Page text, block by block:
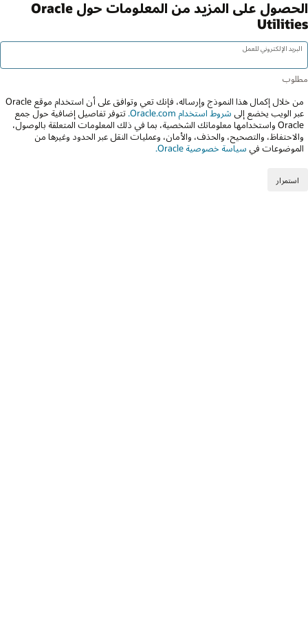
الحصول على المزيد من المعلومات حول Oracle
Utilities
البريد الإلكتروني للعمل
من خلال إكمال هذا النموذج وإرساله، فإنك تعي وتوافق على أن استخدام موقع Oracle
عبر الويب يخضع إلى شروط استخدام Oracle.com.
تتوفر تفاصيل إضافية حول جمع
Oracle واستخدامها معلوماتك الشخصية، بما في ذلك المعلومات المتعلقة بالوصول،
والاحتفاظ، والتصحيح، والحذف، والأمان، وعمليات النقل عبر الحدود وغيرها من
الموضوعات في سياسة خصوصية Oracle.
استمرار